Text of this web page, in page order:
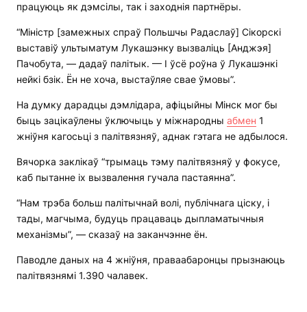
працуюць як дэмсілы, так і заходнія партнёры.
“Міністр [замежных спраў Польшчы Радаслаў] Сікорскі
выставіў ультыматум Лукашэнку вызваліць [Анджэя]
Пачобута, — дадаў палітык. — І ўсё роўна ў Лукашэнкі
нейкі бзік. Ён не хоча, выстаўляе свае ўмовы”.
На думку дарадцы дэмлідара, афіцыйны Мінск мог бы
быць зацікаўлены ўключыць у міжнародны абмен 1
жніўня кагосьці з палітвязняў, аднак гэтага не адбылося.
Вячорка заклікаў “трымаць тэму палітвязняў у фокусе,
каб пытанне іх вызвалення гучала пастаянна”.
“Нам трэба больш палітычнай волі, публічнага ціску, і
тады, магчыма, будуць працаваць дыпламатычныя
механізмы”, — сказаў на заканчэнне ён.
Паводле даных на 4 жніўня, праваабаронцы прызнаюць
палітвязнямі 1.390 чалавек.